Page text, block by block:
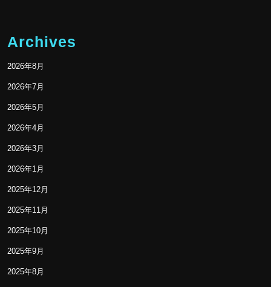
Archives
2026年8月
2026年7月
2026年5月
2026年4月
2026年3月
2026年1月
2025年12月
2025年11月
2025年10月
2025年9月
2025年8月